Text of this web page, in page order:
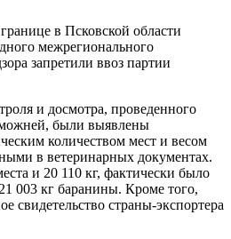
в Псковской области
межрегионального
запретили ввоз партии
и досмотра, проведенного
были выявлены
количеством мест и весом
в ветеринарных документах.
и 20 110 кг, фактически было
003 кг баранины. Кроме того,
свидетельство страны-экспортера